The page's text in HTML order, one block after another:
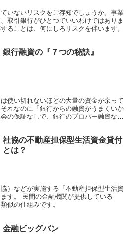
いないリスクをご存知でしょうか。事業
取引銀行がひとつでいいわけではありま
ることは、何にしろリスクを伴います。
銀行融資の『７つの秘訣』
使い切れないほどの大量の資金が余って
れなのに「銀行からの融資がうまくいか
の保証なしで、銀行のプロパー融資なん
社協の不動産担保型生活資金貸付
とは？
）などが実施する「不動産担保型生活資
す。 民間の金融機関が提供している
似の仕組みです。
金融ビッグバン